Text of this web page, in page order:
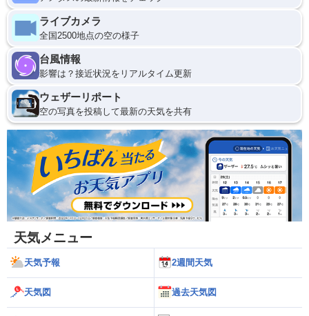
ライブカメラ
全国2500地点の空の様子
台風情報
影響は？接近状況をリアルタイム更新
ウェザーリポート
空の写真を投稿して最新の天気を共有
天気メニュー
天気予報 2週間天気
天気図 過去天気図